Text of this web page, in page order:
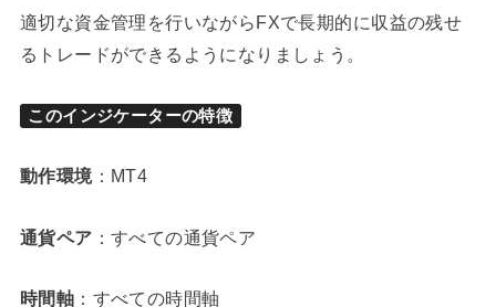
適切な資金管理を行いながらFXで長期的に収益の残せ
るトレードができるようになりましょう。
このインジケーターの特徴
動作環境：MT4
通貨ペア ：すべての通貨ペア
時間軸 ：すべての時間軸